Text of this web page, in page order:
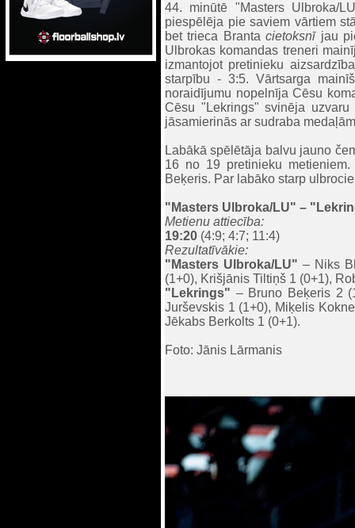
44. minūtē "Masters Ulbroka/
piespēlēja pie saviem vārtiem
bet trieca Brantacietoksnījau
Ulbrokas komandas treneri
izmantojot pretinieku
starpību - 3:5. Vārtsarga
noraidījumu nopelnīja Cēsu
Cēsu "Lekrings" svinēja
jāsamierinās ar sudraba
Labākā spēlētāja balvu jauno
16 no 19 pretinieku
Beķeris. Par labāko starp
"Masters Ulbroka/LU" –
Metienu attiecība:
19:20 (4:9; 4:7; 11:4)
Rezultatīvākie:
"Masters Ulbroka/LU" – Niks
(1+0), Krišjānis Tiltiņš 1 (0+1),
"Lekrings" – Bruno Beķeris 2
Jurševskis 1 (1+0), Miķelis
Jēkabs Berkolts 1 (0+1).
Foto: Jānis Lārmanis